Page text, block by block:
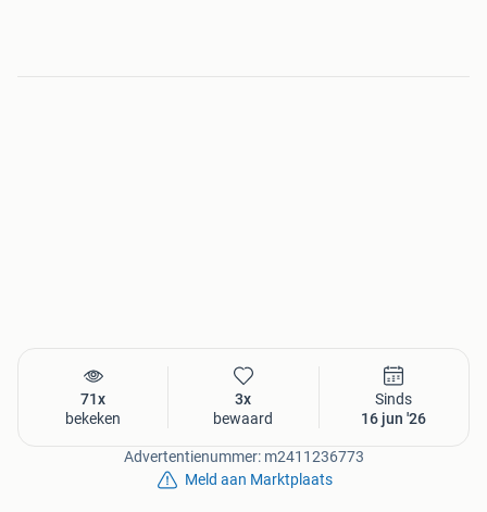
71x
bekeken
3x
bewaard
Sinds
16 jun '26
Advertentienummer: m2411236773
Meld aan Marktplaats